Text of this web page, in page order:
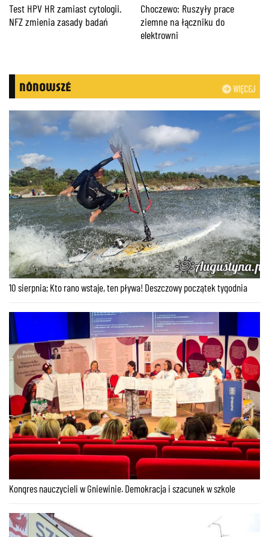
Test HPV HR zamiast cytologii.
NFZ zmienia zasady badań
Choczewo: Ruszyły prace
ziemne na łączniku do
elektrowni
WIĘCEJ
NÔNOWSZÉ
10 sierpnia; Kto rano wstaje, ten pływa! Deszczowy początek tygodnia
Kongres nauczycieli w Gniewinie. Demokracja i szacunek w szkole